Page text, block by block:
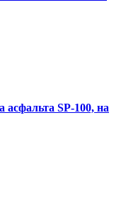
асфальта SP-100, на